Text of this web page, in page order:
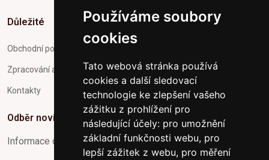
Používáme soubory
cookies
Tato webová stránka používá
cookies a další sledovací
technologie ke zlepšení vašeho
zážitku z prohlížení pro
následující účely: pro umožnění
základní funkčnosti webu, pro
lepší zážitek z webu, pro měření
Důležité
Obchodní podmínky
Zpracování a ochrana osobních údajů
Kontakty
Odběr novinek
Informace o Novinkách a užitečné rady max. 1x za týden